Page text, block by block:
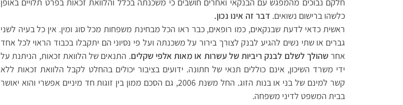
כלשהו ברישום נשואים. דבר זה אינו נכון.
ראשית כדאי לדעת שבנקאים, כמו רופאים, כבר ראו הכל מבחינת משפחות מכל סוג ומין. אין כל בעיה לשני
גברים או שתי נשים להגיע לבנק לצורך בירור על משכנתה ועל פי נסיוני הם יתקבלו בכבוד הראוי לכל אחד
אחר שהולך לשלם לבנק ריביות של עשרות או מאות אלפי שקלים. התנאים של הלוואת זכאות, הניתנת על
ידי משרד השיכון, אינם כוללים תנאי של חתונה. ידועים בציבור יכולים בהחלט לקבל הלוואת זכאות ללא
קשר למינם של בני או בנות הזוג. החל משנת 2006, גם הסכם ממון בין זוגות חד מיניים אפשרי והוא יאושר
בבית המשפט לדיני משפחה.